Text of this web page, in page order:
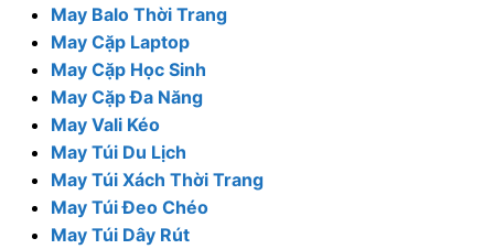
May Balo Thời Trang
May Cặp Laptop
May Cặp Học Sinh
May Cặp Đa Năng
May Vali Kéo
May Túi Du Lịch
May Túi Xách Thời Trang
May Túi Đeo Chéo
May Túi Dây Rút